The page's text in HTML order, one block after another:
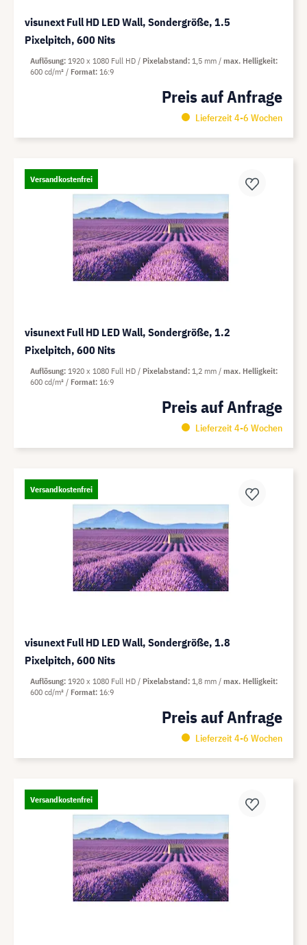
visunext Full HD LED Wall, Sondergröße, 1.5
Pixelpitch, 600 Nits
Preis auf Anfrage
Lieferzeit 4-6 Wochen
Auflösung 1920 x 1080 Full HD Pixelabstand 1,5 mm
max. Helligkeit
600 cd/m²
Format 16:9
Versandkostenfrei
visunext Full HD LED Wall, Sondergröße, 1.2
Pixelpitch, 600 Nits
Preis auf Anfrage
Lieferzeit 4-6 Wochen
Auflösung 1920 x 1080 Full HD Pixelabstand 1,2 mm
max. Helligkeit
600 cd/m²
Format 16:9
Versandkostenfrei
visunext Full HD LED Wall, Sondergröße, 1.8
Pixelpitch, 600 Nits
Preis auf Anfrage
Lieferzeit 4-6 Wochen
Auflösung 1920 x 1080 Full HD Pixelabstand 1,8 mm
max. Helligkeit
600 cd/m²
Format 16:9
Versandkostenfrei